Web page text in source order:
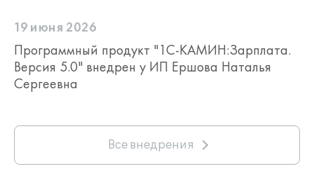
19 июня 2026
Программный продукт "1С-КАМИН:Зарплата.
Версия 5.0" внедрен у ИП Ершова Наталья
Сергеевна
Все внедрения